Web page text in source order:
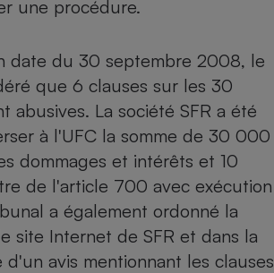
une procédure.
date du 30 septembre 2008, le
que 6 clauses sur les 30
abusives. La société SFR a été
à l'UFC la somme de 30 000
dommages et intérêts et 10
de l'article 700 avec exécution
a également ordonné la
site Internet de SFR et dans la
d'un avis mentionnant les clauses